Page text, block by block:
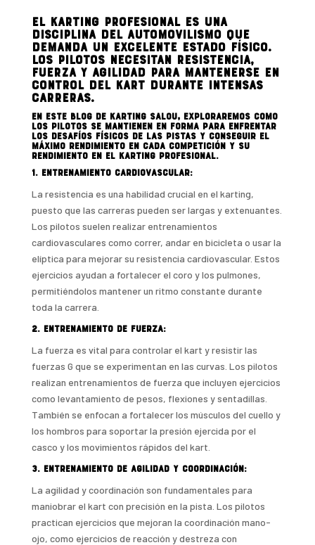
El karting profesional es una
disciplina del automovilismo que
demanda un excelente estado físico.
Los pilotos necesitan resistencia,
fuerza y agilidad para mantenerse en
control del kart durante intensas
carreras.
En este blog de Karting Salou, exploraremos como
los pilotos se mantienen en forma para enfrentar
los desafíos físicos de las pistas y conseguir el
máximo rendimiento en cada competición y su
rendimiento en el karting profesional.
1. Entrenamiento cardiovascular:
La resistencia es una habilidad crucial en el karting,
puesto que las carreras pueden ser largas y extenuantes.
Los pilotos suelen realizar entrenamientos
cardiovasculares como correr, andar en bicicleta o usar la
elíptica para mejorar su resistencia cardiovascular. Estos
ejercicios ayudan a fortalecer el coro y los pulmones,
permitiéndolos mantener un ritmo constante durante
toda la carrera.
2. Entrenamiento de fuerza:
La fuerza es vital para controlar el kart y resistir las
fuerzas G que se experimentan en las curvas. Los pilotos
realizan entrenamientos de fuerza que incluyen ejercicios
como levantamiento de pesos, flexiones y sentadillas.
También se enfocan a fortalecer los músculos del cuello y
los hombros para soportar la presión ejercida por el
casco y los movimientos rápidos del kart.
3. Entrenamiento de agilidad y coordinación:
La agilidad y coordinación son fundamentales para
maniobrar el kart con precisión en la pista. Los pilotos
practican ejercicios que mejoran la coordinación mano-
ojo, como ejercicios de reacción y destreza con